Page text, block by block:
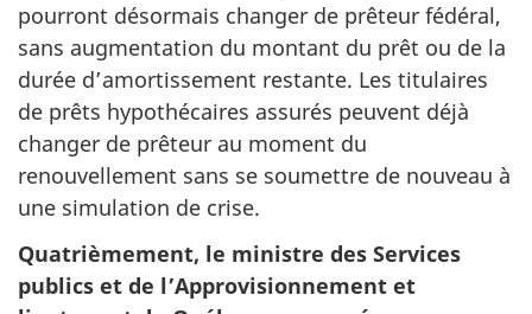
pourront désormais changer de prêteur fédéral,
sans augmentation du montant du prêt ou de la
durée d’amortissement restante. Les titulaires
de prêts hypothécaires assurés peuvent déjà
changer de prêteur au moment du
renouvellement sans se soumettre de nouveau à
une simulation de crise.
Quatrièmement, le ministre des Services
publics et de l’Approvisionnement et